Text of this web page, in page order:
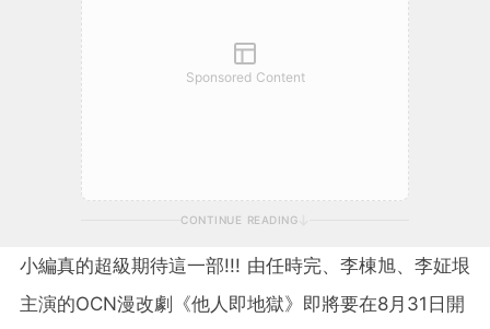
Sponsored Content
CONTINUE READING
小編真的超級期待這一部!!! 由任時完、李棟旭、李姃垠
主演的OCN漫改劇《他人即地獄》即將要在8月31日開